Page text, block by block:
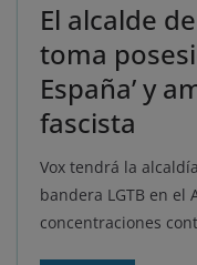
El alcalde
toma
España’ y
fascista
Vox tendrá la
bandera LGTB en el
concentraciones